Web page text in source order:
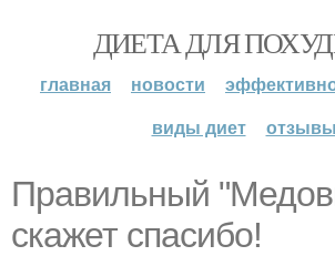
ДИЕТА ДЛЯ
главная новости
виды диет
отзывы
Правильный
скажет спасибо!